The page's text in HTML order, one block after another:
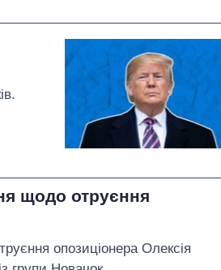
щодо отруєння
опозиціонера Олексія